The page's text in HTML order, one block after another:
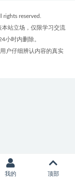
rights reserved.
站立场，仅限学习交流
小时内删除。
户仔细辨认内容的真实
我的 顶部